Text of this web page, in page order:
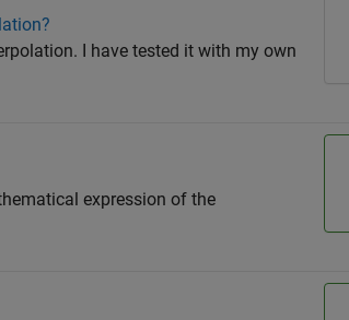
I have tested it with my own
expression of the